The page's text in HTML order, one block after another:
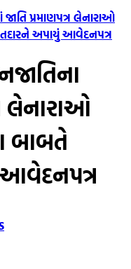
પ્રમાણપત્ર લેનારાઓ
અપાયું આવેદનપત્ર
લેનારાઓ
બાબતે